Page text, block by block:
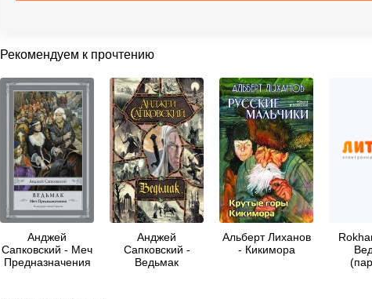
Рекомендуем к прочтению
Анджей
Сапковский - Меч
Предназначения
Анджей
Сапковский -
Ведьмак
Альберт Лиханов
- Кикимора